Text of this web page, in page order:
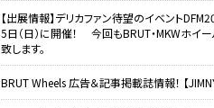
【出展情報】デリカファン待望のイベント
5日（日）に開催！ 今回もBRUT・MKWホイ
致します。
BRUT Wheels 広告＆記事掲載誌情報！ 【